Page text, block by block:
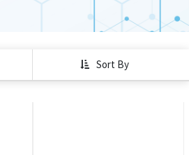
Sort By